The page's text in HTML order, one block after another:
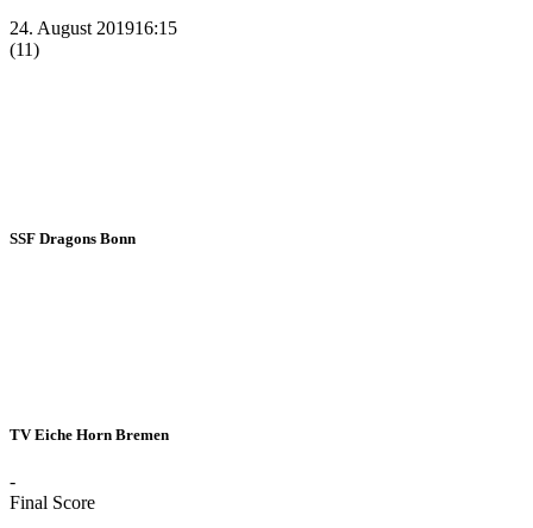
24. August 201916:15
(11)
SSF Dragons Bonn
TV Eiche Horn Bremen
-
Final Score